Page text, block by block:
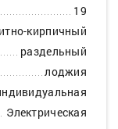
19
кирпичный
раздельный
лоджия
Электрическая